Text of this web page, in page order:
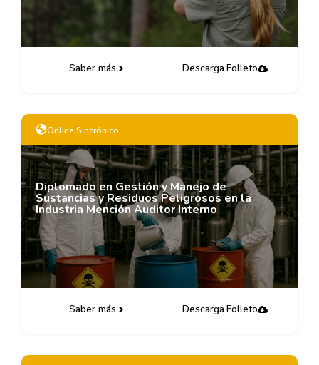
Saber más Descarga Folleto
Online Sincrónico
Diplomado en Gestión y Manejo de
Sustancias y Residuos Peligrosos en la
Industria Mención Auditor Interno
Saber más Descarga Folleto